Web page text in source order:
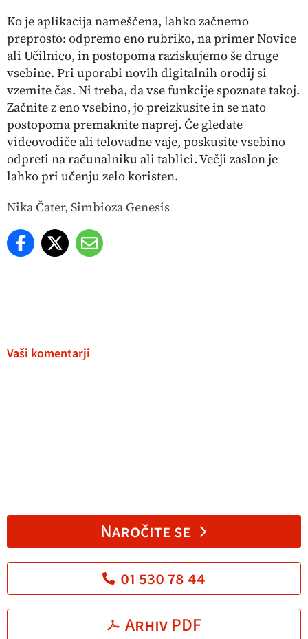
Ko je aplikacija nameščena, lahko začnemo
preprosto: odpremo eno rubriko, na primer Novice
ali Učilnico, in postopoma raziskujemo še druge
vsebine. Pri uporabi novih digitalnih orodij si
vzemite čas. Ni treba, da vse funkcije spoznate takoj.
Začnite z eno vsebino, jo preizkusite in se nato
postopoma premaknite naprej. Če gledate
videovodiče ali telovadne vaje, poskusite vsebino
odpreti na računalniku ali tablici. Večji zaslon je
lahko pri učenju zelo koristen.
Nika Čater, Simbioza Genesis
Vaši komentarji
Naročite se
01 530 78 44
Arhiv PDF